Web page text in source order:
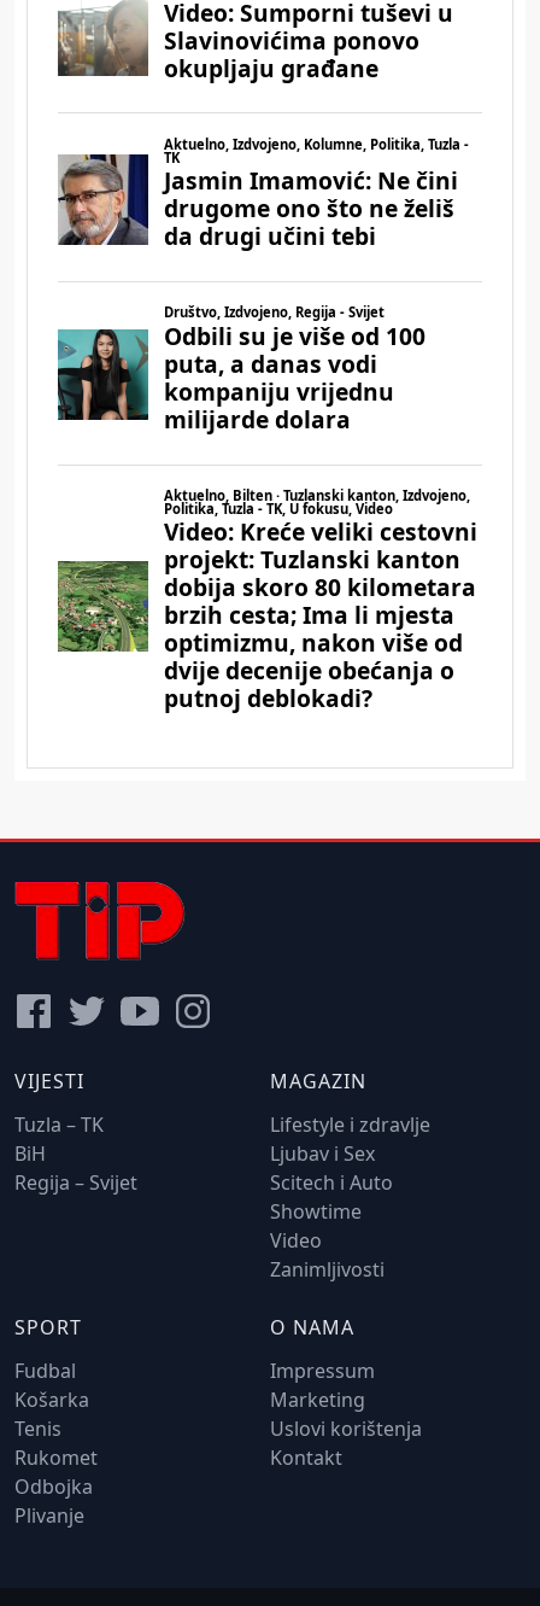
VIJESTI
Tuzla – TK
BiH
Regija – Svijet
MAGAZIN
Lifestyle i zdravlje
Ljubav i Sex
Scitech i Auto
Showtime
Video
Zanimljivosti
SPORT
Fudbal
Košarka
Tenis
Rukomet
Odbojka
Plivanje
O NAMA
Impressum
Marketing
Uslovi korištenja
Kontakt